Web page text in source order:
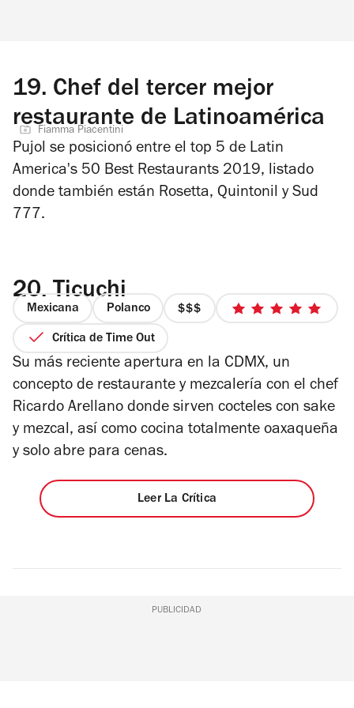
19. Chef del tercer mejor
restaurante de Latinoamérica
Fiamma Piacentini
Pujol se posicionó entre el top 5 de Latin
America's 50 Best Restaurants 2019, listado
donde también están Rosetta, Quintonil y Sud
777.
20. Ticuchi
Mexicana Polanco
precio
5
Crítica de Time Out
Su más reciente apertura en la CDMX, un
concepto de restaurante y mezcalería con el chef
Ricardo Arellano donde sirven cocteles con sake
y mezcal, así como cocina totalmente oaxaqueña
y solo abre para cenas.
Leer La Crítica
PUBLICIDAD